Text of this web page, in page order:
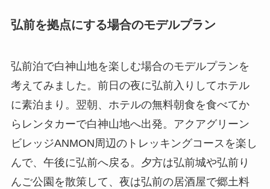
弘前を拠点にする場合のモデルプラン
弘前泊で白神山地を楽しむ場合のモデルプランを
考えてみました。前日の夜に弘前入りしてホテル
に素泊まり。翌朝、ホテルの無料朝食を食べてか
らレンタカーで白神山地へ出発。アクアグリーン
ビレッジANMON周辺のトレッキングコースを楽し
んで、午後に弘前へ戻る。夕方は弘前城や弘前り
んご公園を散策して、夜は弘前の居酒屋で郷土料